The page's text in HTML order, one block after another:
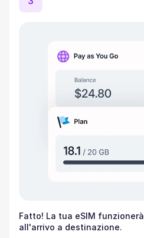
Fatto! La tua eSIM
all'arrivo a destinazione.